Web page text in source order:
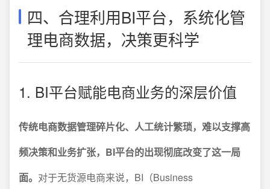
四、合理利用BI平台，系统化管
理电商数据，决策更科学
1. BI平台赋能电商业务的深层价值
传统电商数据管理碎片化、人工统计繁琐，难以支撑高
频决策和业务扩张，BI平台的出现彻底改变了这一局
面。 对于无货源电商来说，BI（Business